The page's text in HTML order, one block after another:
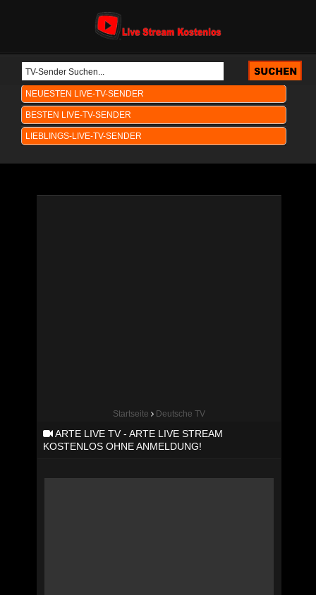
NEUESTEN LIVE-TV-SENDER
BESTEN LIVE-TV-SENDER
LIEBLINGS-LIVE-TV-SENDER
Startseite Deutsche TV
ARTE LIVE TV - ARTE LIVE STREAM
KOSTENLOS OHNE ANMELDUNG!